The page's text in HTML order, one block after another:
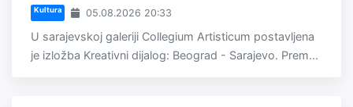
Kultura 05.08.2026 20:33
U sarajevskoj galeriji Collegium Artisticum postavljena
je izložba Kreativni dijalog: Beograd - Sarajevo. Prem...